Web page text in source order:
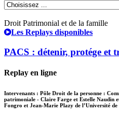
Droit Patrimonial et de la famille
Les Replays disponibles
PACS : détenir, protége et
Replay en ligne
Intervenants : Pôle Droit de la personne :
patrimoniale - Claire Farge et Estelle Naudin
Fongro et Jean-Marie Plazy de l’Université